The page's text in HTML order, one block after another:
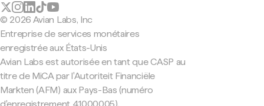
© 2026 Avian Labs, Inc
Entreprise de services monétaires
enregistrée aux États-Unis
Avian Labs est autorisée en tant que CASP au
titre de MiCA par l'Autoriteit Financiële
Markten (AFM) aux Pays-Bas (numéro